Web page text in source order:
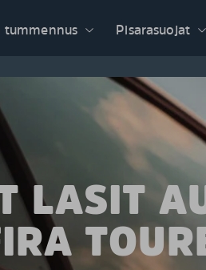
tummennus Pisarasuojat
LASIT